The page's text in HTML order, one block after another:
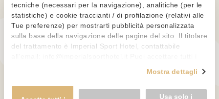
tecniche (necessari per la navigazione), analitiche (per le
statistiche) e cookie traccianti / di profilazione (relativi alle
Tue preferenze) per mostrarti pubblicità personalizzata
sulla base della navigazione delle pagine del sito. Il titolare
del trattamento è Imperial Sport Hotel, contattabile
proseguire cliccando su "Usa solo i cookie necessari" o
gestire le tue preferenze facendo clic su "Personalizza". Al
fine di revocare il consenso prestato e visualizzare le
Mostra dettagli
Usa solo i
WE ARE AFFILIATED WITH: